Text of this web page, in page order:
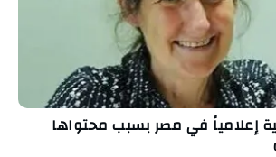
إعلامياً في مصر بسبب محتواها